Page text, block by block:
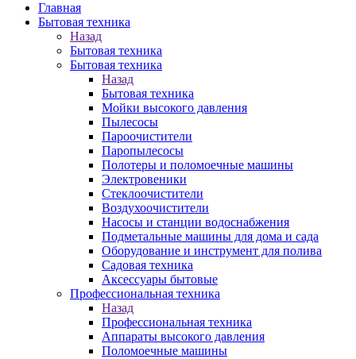
Главная
Бытовая техника
Назад
Бытовая техника
Бытовая техника
Назад
Бытовая техника
Мойки высокого давления
Пылесосы
Пароочистители
Паропылесосы
Полотеры и поломоечные машины
Электровеники
Стеклоочистители
Воздухоочистители
Насосы и станции водоснабжения
Подметальные машины для дома и сада
Оборудование и инструмент для полива
Садовая техника
Аксессуары бытовые
Профессиональная техника
Назад
Профессиональная техника
Аппараты высокого давления
Поломоечные машины